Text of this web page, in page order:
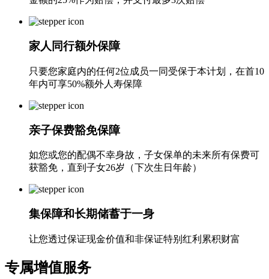
家人同行额外保障
只要您家庭内的任何2位成员一同受保于本计划，在首10
年内可享50%额外人寿保障
亲子保费豁免保障
如您或您的配偶不幸身故，子女保单的未来所有保费可
获豁免，直到子女26岁（下次生日年龄）
集保障和长期储蓄于一身
让您透过保证现金价值和非保证特别红利累积财富
专属增值服务